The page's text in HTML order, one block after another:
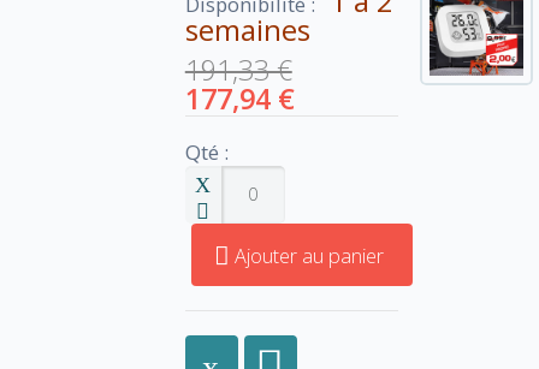
semaines
191,33 €
177,94 €
Qté :
Ajouter au panier